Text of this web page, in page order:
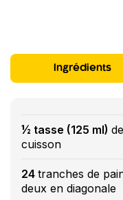
Ingrédients
½ tasse (125 ml)
cuisson
24 tranches de
deux en diagonale